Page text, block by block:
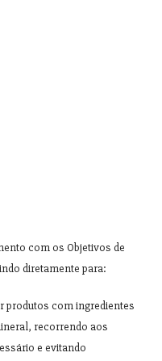
com os Objetivos de
diretamente para:
produtos com ingredientes
recorrendo aos
e evitando